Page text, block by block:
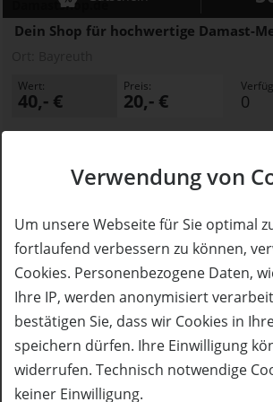
Verwendung von
Um unsere Webseite für Sie optimal
fortlaufend verbessern zu können,
Cookies. Personenbezogene Daten,
Ihre IP, werden anonymisiert
bestätigen Sie, dass wir Cookies in
speichern dürfen. Ihre Einwilligung
widerrufen. Technisch notwendige
keiner Einwilligung.
Damastshop.de
Dein Shop für hochwertige Damast-
Wert:
40,- €
Preis:
20,- € 0
Ammersee Bavaria
Gutschein